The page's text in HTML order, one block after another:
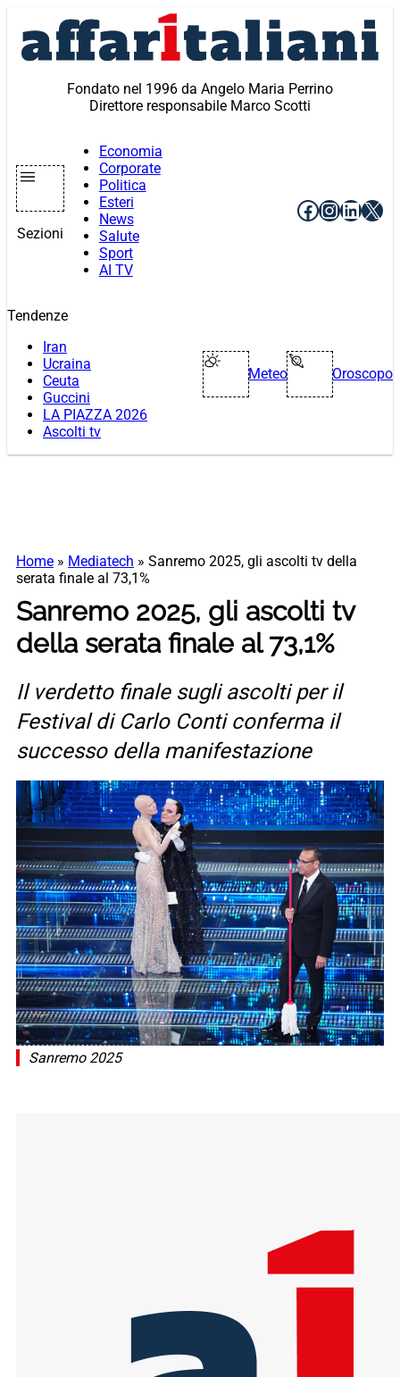
contenuto
Fondato nel 1996 da Angelo Maria Perrino
Direttore responsabile Marco Scotti
Sezioni
Economia
Corporate
Politica
Esteri
News
Salute
Sport
AI TV
Facebook
X
Tendenze
Iran
Ucraina
Ceuta
Guccini
LA PIAZZA 2026
Ascolti tv
Meteo Oroscopo
Home » Mediatech » Sanremo 2025, gli ascolti tv della
serata finale al 73,1%
Sanremo 2025, gli ascolti tv
della serata finale al 73,1%
Il verdetto finale sugli ascolti per il
Festival di Carlo Conti conferma il
successo della manifestazione
Sanremo 2025